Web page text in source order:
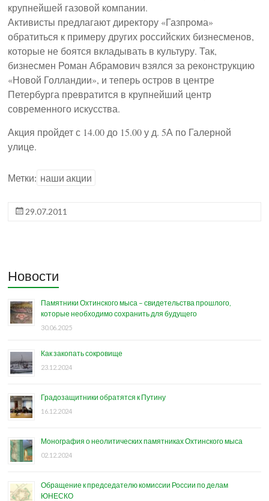
крупнейшей газовой компании.
Активисты предлагают директору «Газпрома»
обратиться к примеру других российских бизнесменов,
которые не боятся вкладывать в культуру. Так,
бизнесмен Роман Абрамович взялся за реконструкцию
«Новой Голландии», и теперь остров в центре
Петербурга превратится в крупнейший центр
современного искусства.
Акция пройдет с 14.00 до 15.00 у д. 5А по Галерной
улице.
Метки: наши акции
29.07.2011
Новости
Памятники Охтинского мыса – свидетельства прошлого,
которые необходимо сохранить для будущего
30.06.2025
Как закопать сокровище
23.12.2024
Градозащитники обратятся к Путину
16.12.2024
Монография о неолитических памятниках Охтинского мыса
02.12.2024
Обращение к председателю комиссии России по делам
ЮНЕСКО